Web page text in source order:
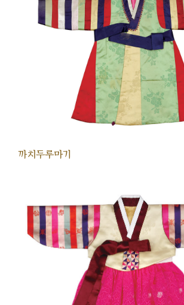
까치두루마기